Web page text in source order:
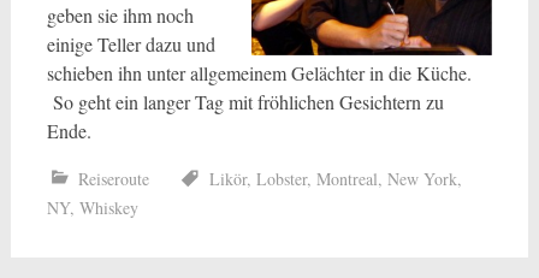
geben sie ihm noch
einige Teller dazu und
schieben ihn unter allgemeinem Gelächter in die Küche.
So geht ein langer Tag mit fröhlichen Gesichtern zu
Ende.
Reiseroute Likör, Lobster, Montreal, New York,
NY, Whiskey